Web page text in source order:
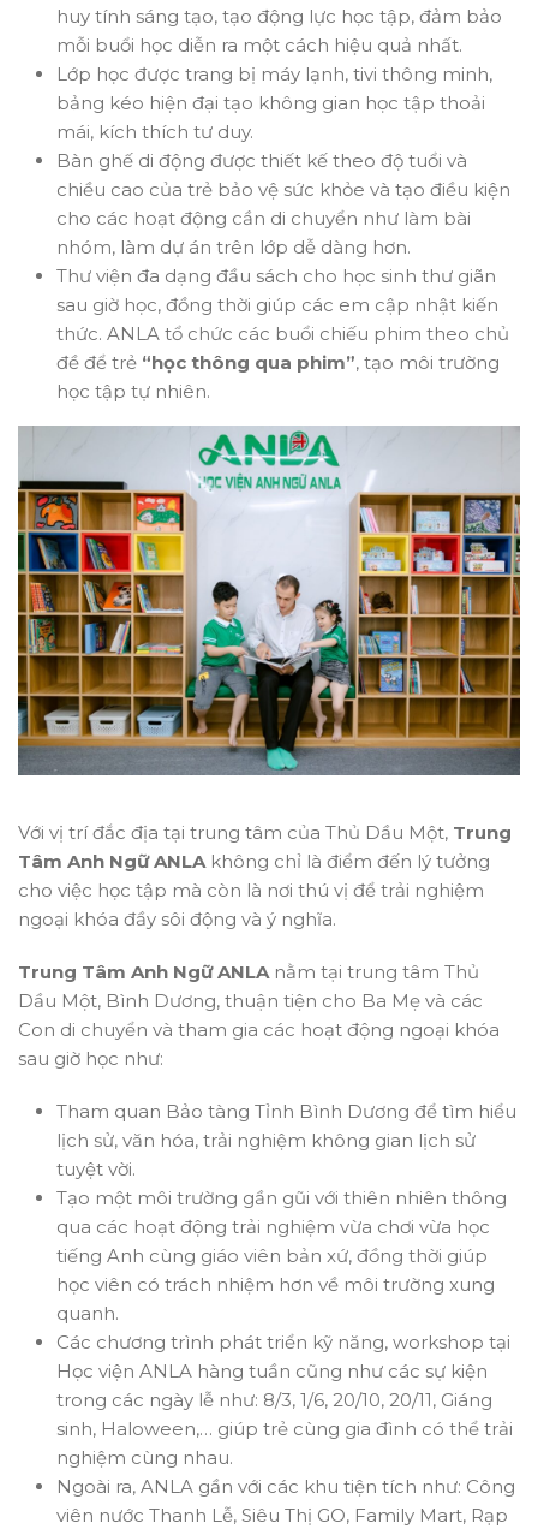
huy tính sáng tạo, tạo động lực học tập, đảm bảo
mỗi buổi học diễn ra một cách hiệu quả nhất.
Lớp học được trang bị máy lạnh, tivi thông minh,
bảng kéo hiện đại tạo không gian học tập thoải
mái, kích thích tư duy.
Bàn ghế di động được thiết kế theo độ tuổi và
chiều cao của trẻ bảo vệ sức khỏe và tạo điều kiện
cho các hoạt động cần di chuyển như làm bài
nhóm, làm dự án trên lớp dễ dàng hơn.
Thư viện đa dạng đầu sách cho học sinh thư giãn
sau giờ học, đồng thời giúp các em cập nhật kiến
thức. ANLA tổ chức các buổi chiếu phim theo chủ
đề để trẻ “học thông qua phim”, tạo môi trường
học tập tự nhiên.
Với vị trí đắc địa tại trung tâm của Thủ Dầu Một, Trung
Tâm Anh Ngữ ANLA không chỉ là điểm đến lý tưởng
cho việc học tập mà còn là nơi thú vị để trải nghiệm
ngoại khóa đầy sôi động và ý nghĩa.
Trung Tâm Anh Ngữ ANLA nằm tại trung tâm Thủ
Dầu Một, Bình Dương, thuận tiện cho Ba Mẹ và các
Con di chuyển và tham gia các hoạt động ngoại khóa
sau giờ học như:
Tham quan Bảo tàng Tỉnh Bình Dương để tìm hiểu
lịch sử, văn hóa, trải nghiệm không gian lịch sử
tuyệt vời.
Tạo một môi trường gần gũi với thiên nhiên thông
qua các hoạt động trải nghiệm vừa chơi vừa học
tiếng Anh cùng giáo viên bản xứ, đồng thời giúp
học viên có trách nhiệm hơn về môi trường xung
quanh.
Các chương trình phát triển kỹ năng, workshop tại
Học viện ANLA hàng tuần cũng như các sự kiện
trong các ngày lễ như: 8/3, 1/6, 20/10, 20/11, Giáng
sinh, Haloween,… giúp trẻ cùng gia đình có thể trải
nghiệm cùng nhau.
Ngoài ra, ANLA gần với các khu tiện tích như: Công
viên nước Thanh Lễ, Siêu Thị GO, Family Mart, Rạp